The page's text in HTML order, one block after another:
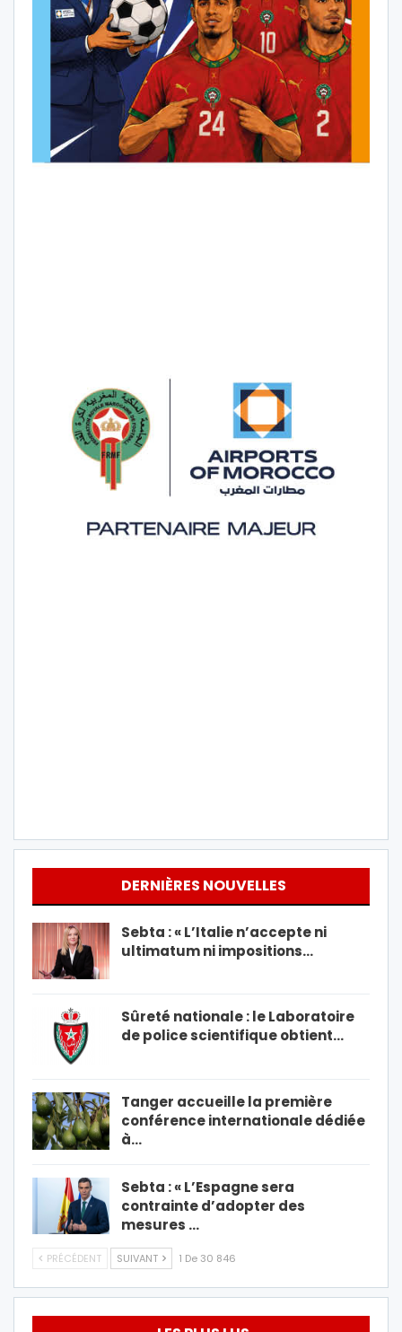
DERNIÈRES NOUVELLES
Sebta : « L’Italie n’accepte ni
ultimatum ni impositions…
Sûreté nationale : le Laboratoire
de police scientifique obtient…
Tanger accueille la première
conférence internationale dédiée
à…
Sebta : « L’Espagne sera
contrainte d’adopter des
mesures …
PRÉCÉDENT SUIVANT 1 De 30 846